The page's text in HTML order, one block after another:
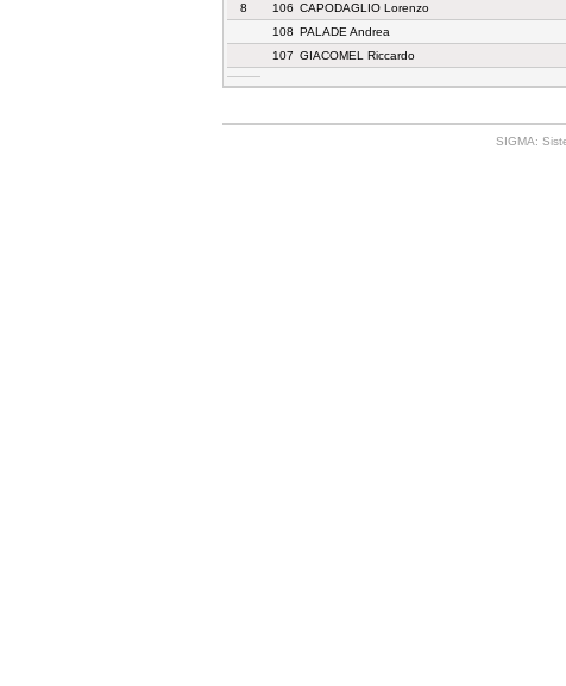
8
106 CAPODAGLIO Lorenzo
108 PALADE Andrea
107 GIACOMEL Riccardo
SIGMA: